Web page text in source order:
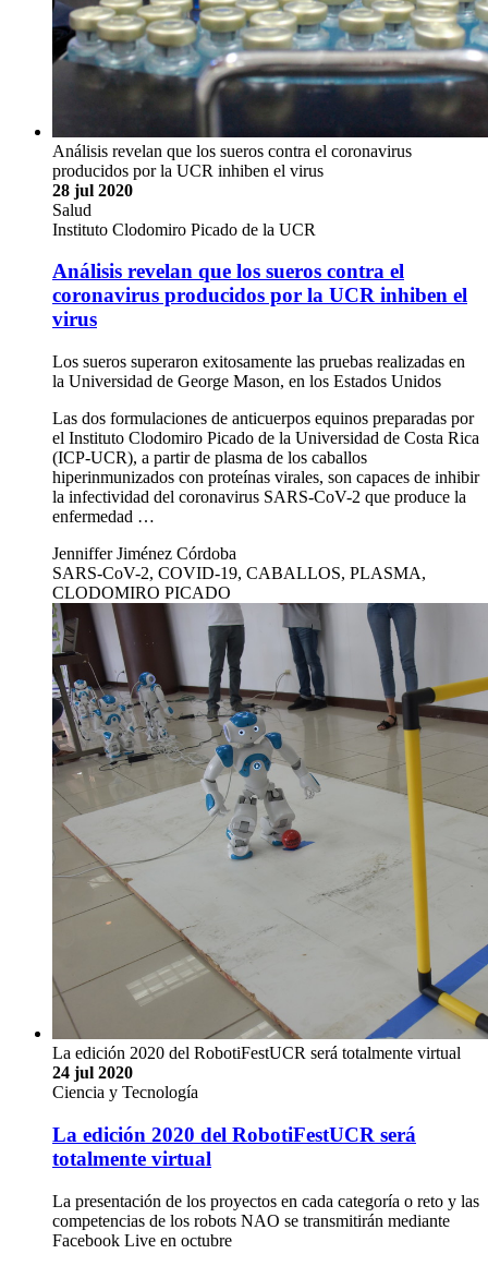
Análisis revelan que los sueros contra el coronavirus
producidos por la UCR inhiben el virus
28 jul 2020
Salud
Instituto Clodomiro Picado de la UCR
Análisis revelan que los sueros contra el
coronavirus producidos por la UCR inhiben el
virus
Los sueros superaron exitosamente las pruebas realizadas en
la Universidad de George Mason, en los Estados Unidos
Las dos formulaciones de anticuerpos equinos preparadas por
el Instituto Clodomiro Picado de la Universidad de Costa Rica
(ICP-UCR), a partir de plasma de los caballos
hiperinmunizados con proteínas virales, son capaces de inhibir
la infectividad del coronavirus SARS-CoV-2 que produce la
enfermedad …
Jenniffer Jiménez Córdoba
SARS-CoV-2, COVID-19, CABALLOS, PLASMA,
CLODOMIRO PICADO
La edición 2020 del RobotiFestUCR será totalmente virtual
24 jul 2020
Ciencia y Tecnología
La edición 2020 del RobotiFestUCR será
totalmente virtual
La presentación de los proyectos en cada categoría o reto y las
competencias de los robots NAO se transmitirán mediante
Facebook Live en octubre